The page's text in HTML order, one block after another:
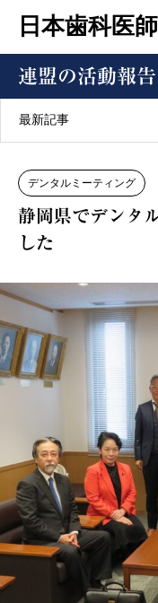
日本歯科医
連盟の活動報告
最新記事
デンタルミーティング
静岡県でデンタ
した